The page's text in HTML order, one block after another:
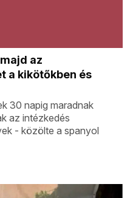
az
a kikötőkben és
30 napig maradnak
az intézkedés
- közölte a spanyol